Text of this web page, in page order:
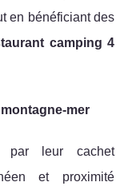
en bénéficiant des
camping 4
mer
par leur cachet
et proximité